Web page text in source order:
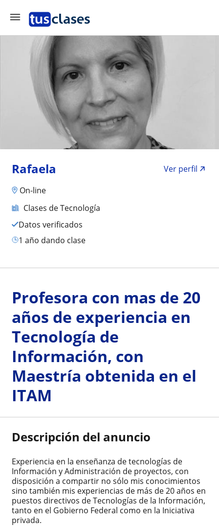
Rafaela
Ver perfil
On-line
Clases de Tecnología
Datos verificados
1 año dando clase
Profesora con mas de 20
años de experiencia en
Tecnología de
Información, con
Maestría obtenida en el
ITAM
Descripción del anuncio
Experiencia en la enseñanza de tecnologías de
Información y Administración de proyectos, con
disposición a compartir no sólo mis conocimientos
sino también mis experiencias de más de 20 años en
puestos directivos de Tecnologías de la Información,
tanto en el Gobierno Federal como en la Iniciativa
privada.